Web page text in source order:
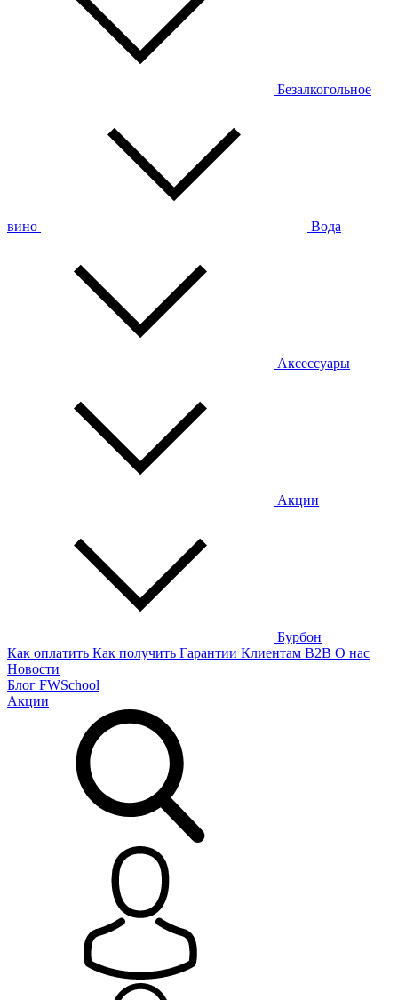
Безалкогольное
вино Вода
Аксессуары
Акции
Бурбон
Как оплатить Как получить Гарантии Клиентам B2B О нас
Новости
Блог FWSchool
Акции